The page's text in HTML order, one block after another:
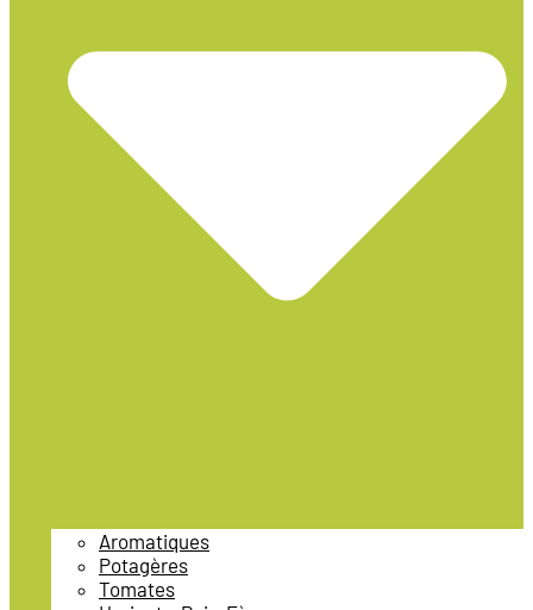
Aromatiques
Potagères
Tomates